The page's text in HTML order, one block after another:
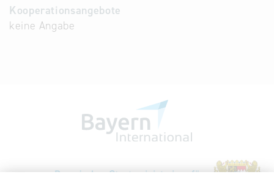
Kooperationsangebote
keine Angabe